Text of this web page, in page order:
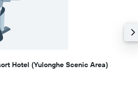
Hotel (Yulonghe Scenic Area)